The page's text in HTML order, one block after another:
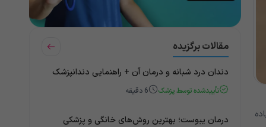
مقالات برگزیده
دندان درد شبانه و درمان آن + راهنمایی دندانپزشک
تأییدشده توسط پزشک 6 دقیقه
درمان یبوست؛ بهترین روش‌های خانگی و پزشکی